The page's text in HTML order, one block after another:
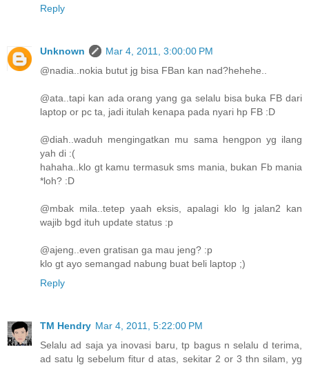
Reply
Unknown
Mar 4, 2011, 3:00:00 PM
@nadia..nokia butut jg bisa FBan kan nad?hehehe..
@ata..tapi kan ada orang yang ga selalu bisa buka FB dari
laptop or pc ta, jadi itulah kenapa pada nyari hp FB :D
@diah..waduh mengingatkan mu sama hengpon yg ilang
yah di :(
hahaha..klo gt kamu termasuk sms mania, bukan Fb mania
*loh? :D
@mbak mila..tetep yaah eksis, apalagi klo lg jalan2 kan
wajib bgd ituh update status :p
@ajeng..even gratisan ga mau jeng? :p
klo gt ayo semangad nabung buat beli laptop ;)
Reply
TM Hendry Mar 4, 2011, 5:22:00 PM
Selalu ad saja ya inovasi baru, tp bagus n selalu d terima,
ad satu lg sebelum fitur d atas, sekitar 2 or 3 thn silam, yg